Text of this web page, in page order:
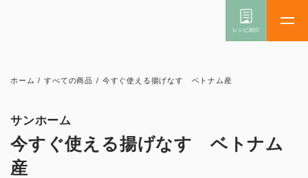
ホーム / すべての商品 / 今すぐ使える揚げなす ベトナム産
サンホーム
今すぐ使える揚げなす ベトナム
産